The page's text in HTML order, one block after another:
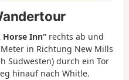
Horse Inn“ rechts ab und
in Richtung New Mills
Südwesten) durch ein Tor
hinauf nach Whitle.